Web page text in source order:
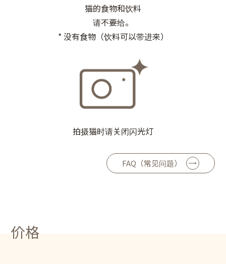
猫的食物和饮料
请不要给。
* 没有食物（饮料可以带进来）
拍摄猫时请关闭闪光灯
FAQ（常见问题）
价格